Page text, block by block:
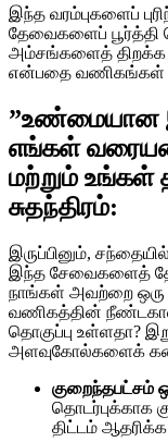
இந்த வரம்புகளைப்
தேவைகளைப் பூர்த்தி
அம்சங்களைத் திறக்க
என்பதை வணிகங்கள்
”உண்மையான
எங்கள்
மற்றும்
சுதந்திரம்:
இருப்பினும்,
இந்த சேவைகளைத்
நாங்கள் அவற்றை ஒரு
வணிகத்தின்
தொகுப்பு உள்ளதா?
அளவுகோல்களைக்
குறைந்தபட்சம்
தொடர்புக்காக
திட்டம்